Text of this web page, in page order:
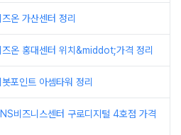
온 가산센터 정리
즈온 홍대센터 위치&middot;가격 정리
포인트 아셈타워 정리
비즈니스센터 구로디지털 4호점 가격